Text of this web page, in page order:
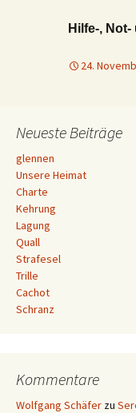
Hilfe-,
24.
Neueste Beiträge
glennen
Unsere Heimat
Charte
Kehrung
Lagung
Quall
Strafesel
Trille
Cachot
Schranz
Kommentare
Wolfgang Schäfer zu